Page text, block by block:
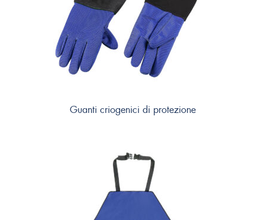
Guanti criogenici di protezione